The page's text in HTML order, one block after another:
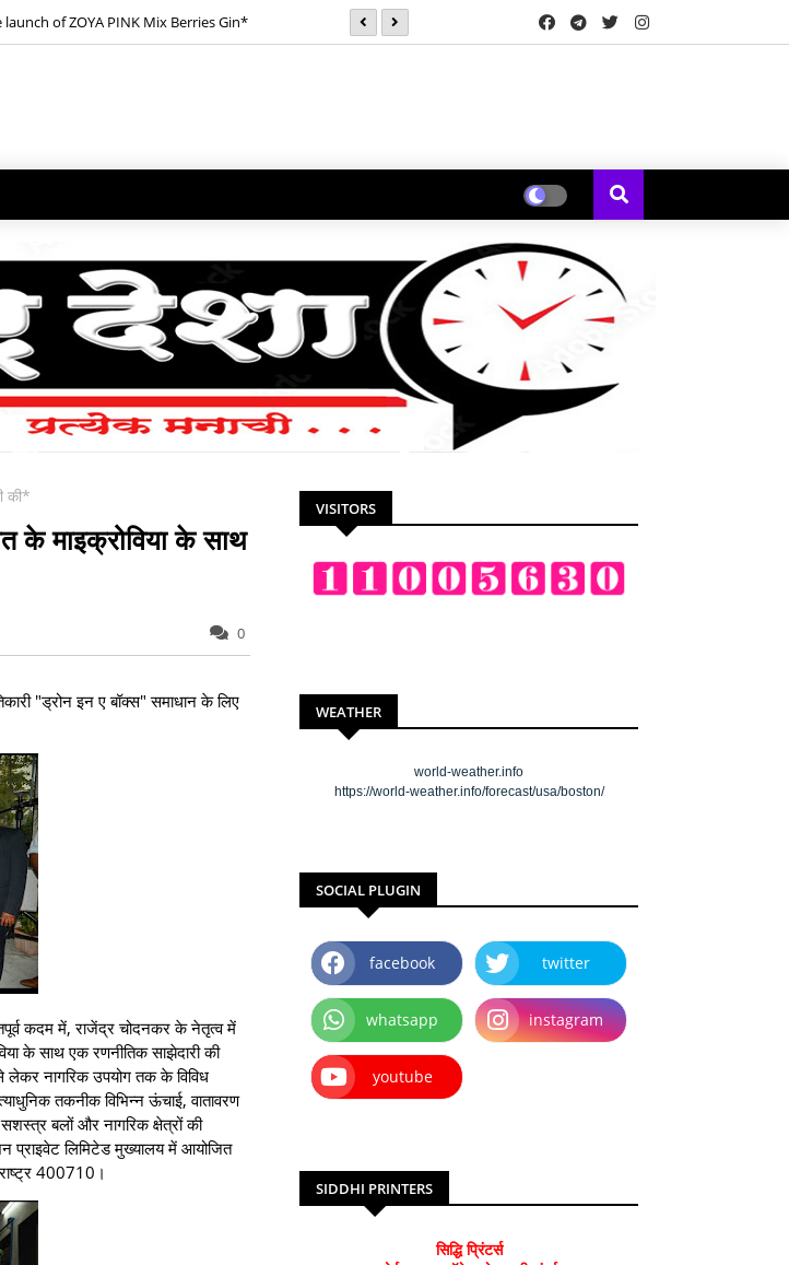
of ZOYA PINK Mix Berries Gin* *कोक स्टुडिओ भारतने 'कचौडी गली'मधून पत्नीच्या नजरेतून मांडली एका
की*
के माइक्रोविया के साथ
0
"ड्रोन इन ए बॉक्स" समाधान के लिए
कदम में, राजेंद्र चोदनकर के नेतृत्व में
के साथ एक रणनीतिक साझेदारी की
लेकर नागरिक उपयोग तक के विविध
तकनीक विभिन्न ऊंचाई, वातावरण
बलों और नागरिक क्षेत्रों की
प्राइवेट लिमिटेड मुख्यालय में आयोजित
400710।
VISITORS
WEATHER
world-weather.info
https://world-weather.info/forecast/usa/boston/
SOCIAL PLUGIN
facebook twitter
whatsapp instagram
youtube
SIDDHI PRINTERS
सिद्धि प्रिंटर्स